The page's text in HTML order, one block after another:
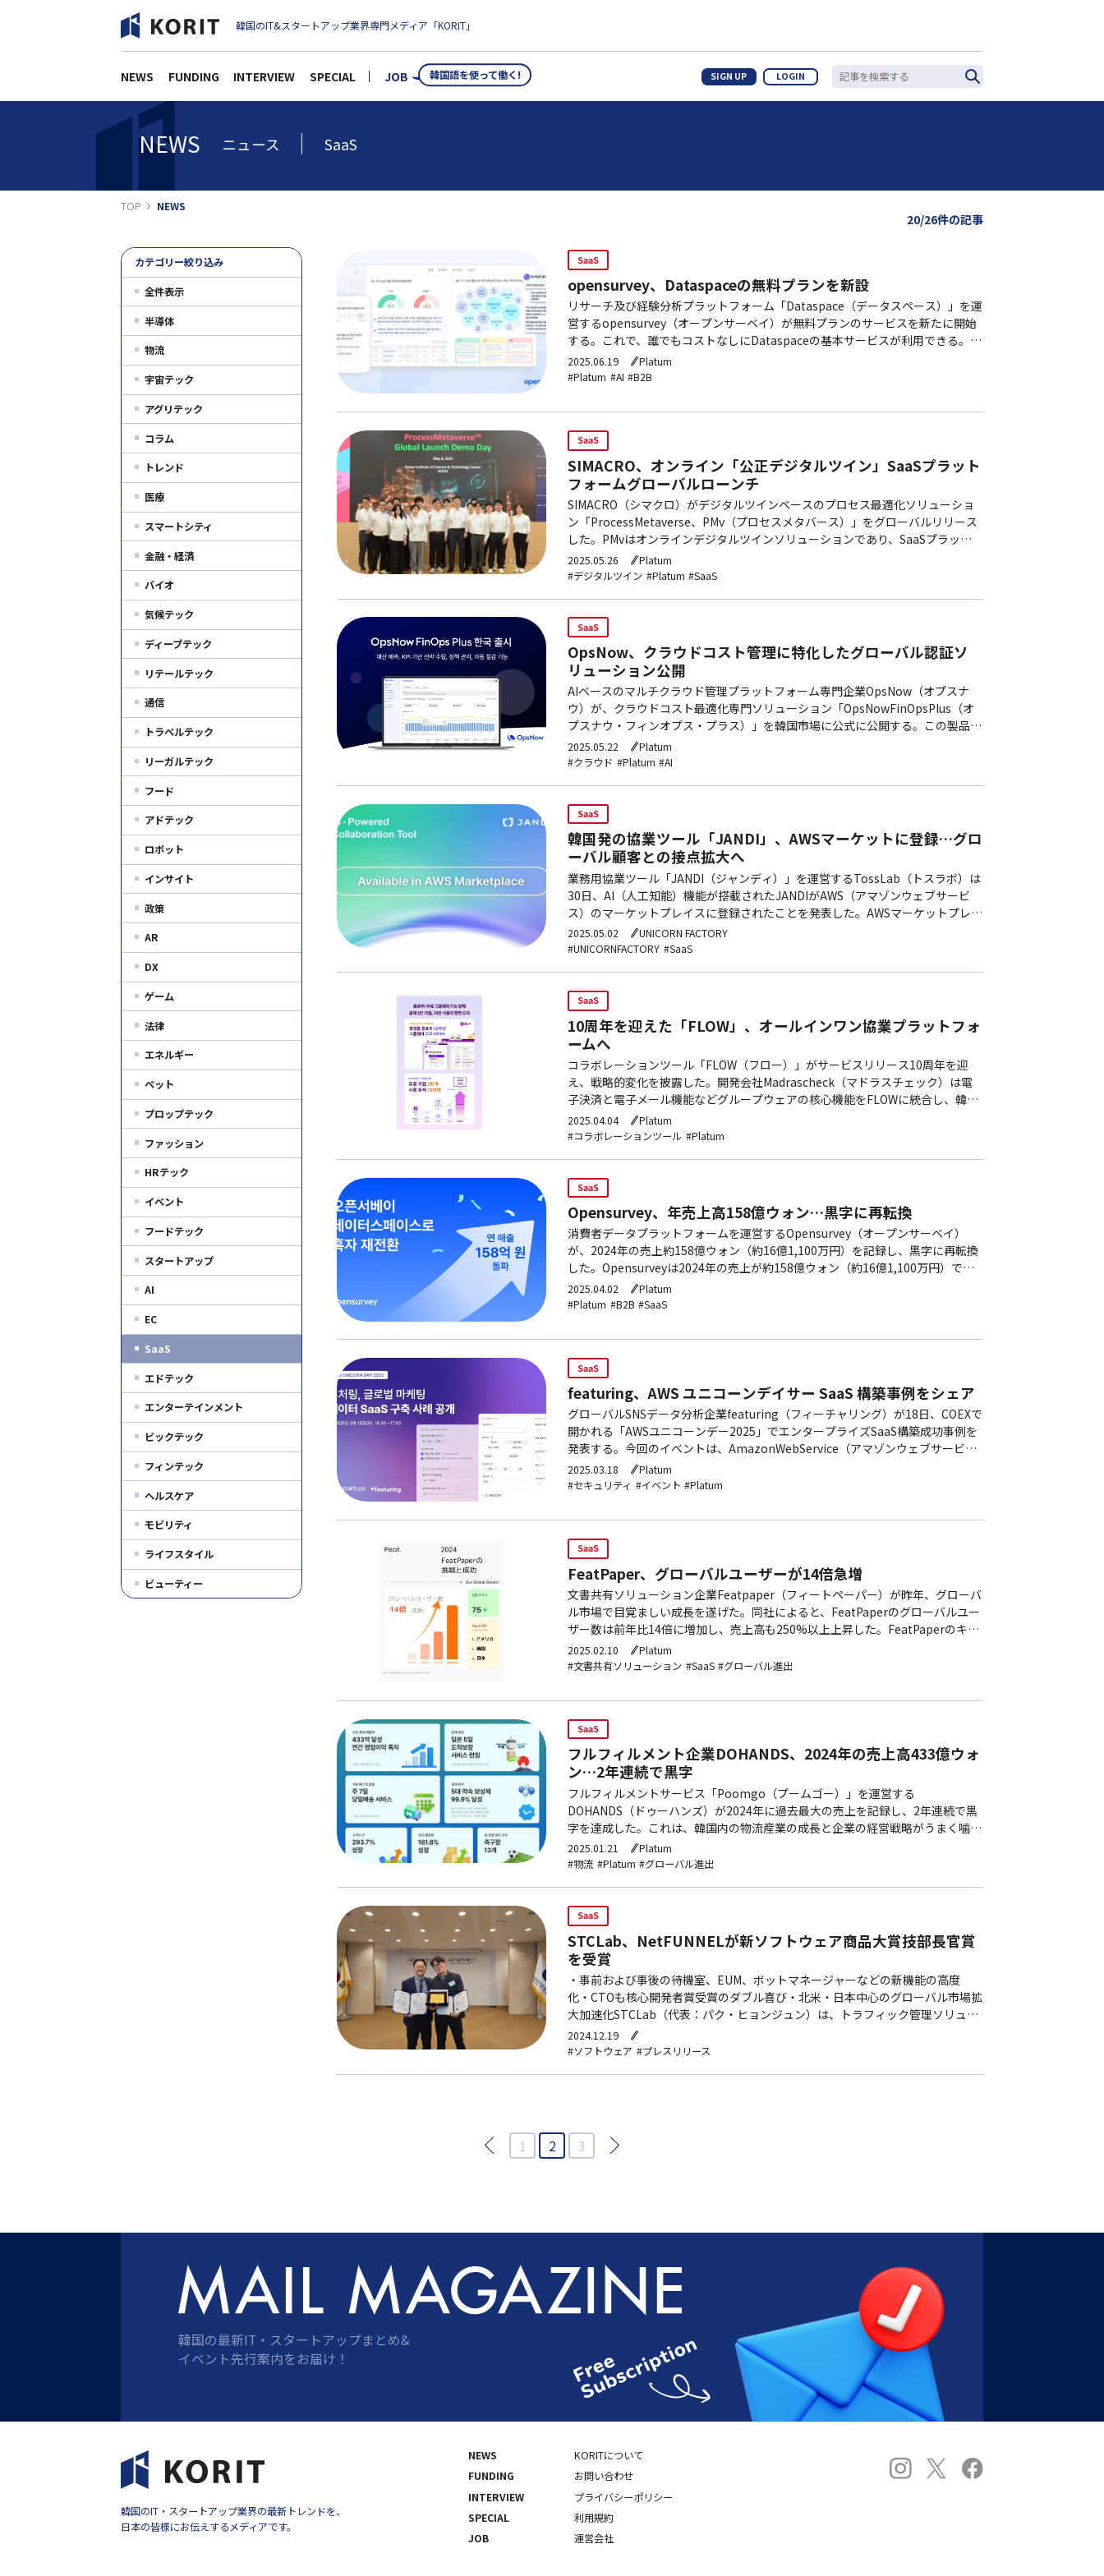
韓国のIT&スタートアップ業界専門メディア「KORIT」
NEWS FUNDING INTERVIEW SPECIAL JOB 韓国語を使って働く! SIGN UP LOGIN
NEWS ニュース SaaS
TOP NEWS
カテゴリー絞り込み
全件表示
半導体
物流
宇宙テック
アグリテック
コラム
トレンド
医療
スマートシティ
金融・経済
バイオ
気候テック
ディープテック
リテールテック
通信
トラベルテック
リーガルテック
フード
アドテック
ロボット
インサイト
政策
AR
DX
ゲーム
法律
エネルギー
ペット
プロップテック
ファッション
HRテック
イベント
フードテック
スタートアップ
AI
EC
SaaS
エドテック
エンターテインメント
ビックテック
フィンテック
ヘルスケア
モビリティ
ライフスタイル
ビューティー
20/26件の記事
SaaS
opensurvey、Dataspaceの無料プランを新設
リサーチ及び経験分析プラットフォーム「Dataspace（データスペース）」を運
営するopensurvey（オープンサーベイ）が無料プランのサービスを新たに開始
する。これで、誰でもコストなしにDataspaceの基本サービスが利用できる。
DataspaceはAIベースのデータ分析に強みがあるB2B…
2025.06.19
Platum
#Platum #AI #B2B
SaaS
SIMACRO、オンライン「公正デジタルツイン」SaaSプラット
フォームグローバルローンチ
SIMACRO（シマクロ）がデジタルツインベースのプロセス最適化ソリューショ
ン「ProcessMetaverse、PMv（プロセスメタバース）」をグローバルリリース
した。PMvはオンラインデジタルツインソリューションであり、SaaSプラット
フォームを通じて化学・バイオプロセスの効率性を高めた。製造…
2025.05.26
Platum
#デジタルツイン #Platum #SaaS
SaaS
OpsNow、クラウドコスト管理に特化したグローバル認証ソ
リューション公開
AIベースのマルチクラウド管理プラットフォーム専門企業OpsNow（オプスナ
ウ）が、クラウドコスト最適化専門ソリューション「OpsNowFinOpsPlus（オ
プスナウ・フィンオプス・プラス）」を韓国市場に公式に公開する。この製品は
昨年、米国でまず公開されて現在運営中で、韓国に続き日本での公開も…
2025.05.22
Platum
#クラウド #Platum #AI
SaaS
韓国発の協業ツール「JANDI」、AWSマーケットに登録…グロ
ーバル顧客との接点拡大へ
業務用協業ツール「JANDI（ジャンディ）」を運営するTossLab（トスラボ）は
30日、AI（人工知能）機能が搭載されたJANDIがAWS（アマゾンウェブサービ
ス）のマーケットプレイスに登録されたことを発表した。AWSマーケットプレイ
スは、サードパーティーのソフトウェアやサービス、データソリュ…
2025.05.02
UNICORN FACTORY
#UNICORNFACTORY #SaaS
SaaS
10周年を迎えた「FLOW」、オールインワン協業プラットフォ
ームへ
コラボレーションツール「FLOW（フロー）」がサービスリリース10周年を迎
え、戦略的変化を披露した。開発会社Madrascheck（マドラスチェック）は電
子決済と電子メール機能などグループウェアの核心機能をFLOWに統合し、韓国
内初のオールインワン(All-in-One)コラボレーションプラットフ…
2025.04.04
Platum
#コラボレーションツール #Platum
SaaS
Opensurvey、年売上高158億ウォン…黒字に再転換
消費者データプラットフォームを運営するOpensurvey（オープンサーベイ）
が、2024年の売上約158億ウォン（約16億1,100万円）を記録し、黒字に再転換
した。Opensurveyは2024年の売上が約158億ウォン（約16億1,100万円）で、
営業利益率は前年比9ポイント上がり、2年ぶり…
2025.04.02
Platum
#Platum #B2B #SaaS
SaaS
featuring、AWS ユニコーンデイサー SaaS 構築事例をシェア
グローバルSNSデータ分析企業featuring（フィーチャリング）が18日、COEXで
開かれる「AWSユニコーンデー2025」でエンタープライズSaaS構築成功事例を
発表する。今回のイベントは、AmazonWebService（アマゾンウェブサービ
ス、AWS）スタートアップ部門が主催し、AWSク…
2025.03.18
Platum
#セキュリティ #イベント #Platum
SaaS
FeatPaper、グローバルユーザーが14倍急増
文書共有ソリューション企業Featpaper（フィートペーパー）が昨年、グローバ
ル市場で目覚ましい成長を遂げた。同社によると、FeatPaperのグローバルユー
ザー数は前年比14倍に増加し、売上高も250%以上上昇した。FeatPaperのキ
ム・ヨンミン代表は、「グローバルユーザーの増加速度は韓国…
2025.02.10
Platum
#文書共有ソリューション #SaaS #グローバル進出
SaaS
フルフィルメント企業DOHANDS、2024年の売上高433億ウォ
ン…2年連続で黒字
フルフィルメントサービス「Poomgo（プームゴー）」を運営する
DOHANDS（ドゥーハンズ）が2024年に過去最大の売上を記録し、2年連続で黒
字を達成した。これは、韓国内の物流産業の成長と企業の経営戦略がうまく噛み
合った結果と分析される。DOHANDSは、2024年の年間売上高が433億ウォン
（…
2025.01.21
Platum
#物流 #Platum #グローバル進出
SaaS
STCLab、NetFUNNELが新ソフトウェア商品大賞技部長官賞
を受賞
・事前および事後の待機室、EUM、ボットマネージャーなどの新機能の高度
化・CTOも核心開発者賞受賞のダブル喜び・北米・日本中心のグローバル市場拡
大加速化STCLab（代表：パク・ヒョンジュン）は、トラフィック管理ソリュー
ション「NetFUNNEL」で、先月17日に科学技術情報通信部が主催した「…
2024.12.19
#ソフトウェア #プレスリリース
送
1 2 3
韓国の最新IT・スタートアップまとめ&
イベント先行案内をお届け！
韓国のIT・スタートアップ業界の最新トレンドを、
日本の皆様にお伝えするメディアです。
NEWS
FUNDING
INTERVIEW
SPECIAL
JOB
KORITについて
お問い合わせ
プライバシーポリシー
利用規約
運営会社